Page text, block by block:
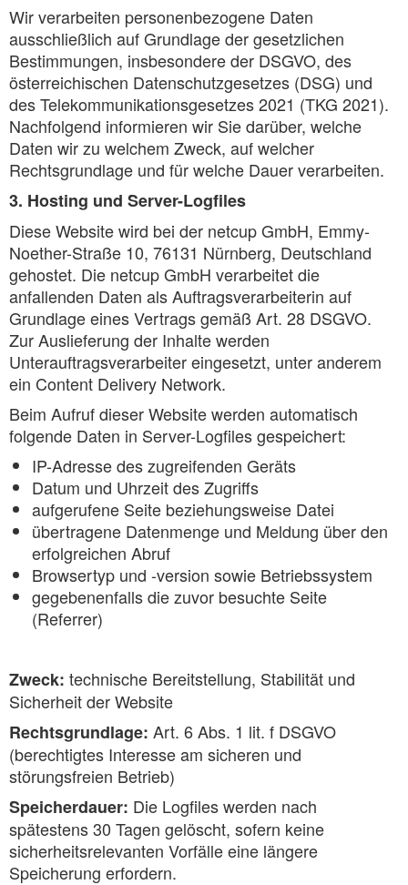
Wir verarbeiten personenbezogene Daten
ausschließlich auf Grundlage der gesetzlichen
Bestimmungen, insbesondere der DSGVO, des
österreichischen Datenschutzgesetzes (DSG) und
des Telekommunikationsgesetzes 2021 (TKG 2021).
Nachfolgend informieren wir Sie darüber, welche
Daten wir zu welchem Zweck, auf welcher
Rechtsgrundlage und für welche Dauer verarbeiten.
3. Hosting und Server-Logfiles
Diese Website wird bei der netcup GmbH, Emmy-
Noether-Straße 10, 76131 Nürnberg, Deutschland
gehostet. Die netcup GmbH verarbeitet die
anfallenden Daten als Auftragsverarbeiterin auf
Grundlage eines Vertrags gemäß Art. 28 DSGVO.
Zur Auslieferung der Inhalte werden
Unterauftragsverarbeiter eingesetzt, unter anderem
ein Content Delivery Network.
Beim Aufruf dieser Website werden automatisch
folgende Daten in Server-Logfiles gespeichert:
IP-Adresse des zugreifenden Geräts
Datum und Uhrzeit des Zugriffs
aufgerufene Seite beziehungsweise Datei
übertragene Datenmenge und Meldung über den
erfolgreichen Abruf
Browsertyp und -version sowie Betriebssystem
gegebenenfalls die zuvor besuchte Seite
(Referrer)
Zweck: technische Bereitstellung, Stabilität und
Sicherheit der Website
Rechtsgrundlage: Art. 6 Abs. 1 lit. f DSGVO
(berechtigtes Interesse am sicheren und
störungsfreien Betrieb)
Speicherdauer: Die Logfiles werden nach
spätestens 30 Tagen gelöscht, sofern keine
sicherheitsrelevanten Vorfälle eine längere
Speicherung erfordern.